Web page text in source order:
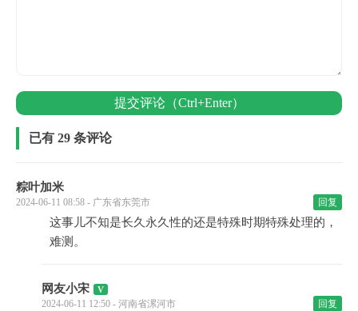
提交评论（Ctrl+Enter）
已有 29 条评论
粽叶加米
2024-06-11 08:58 - 广东省东莞市 回复
这事儿不知是长久永久性的还是特殊时期特殊处理的，
难测。
网友小宋
2024-06-11 12:50 - 河南省漯河市 回复